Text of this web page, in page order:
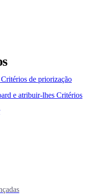
de priorização
e atribuir-lhes Critérios